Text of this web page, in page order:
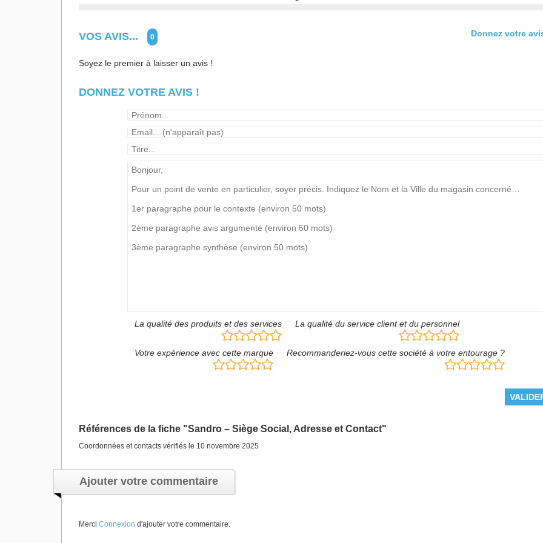
VOS AVIS... 0 Donnez votre
Soyez le premier à laisser un avis !
DONNEZ VOTRE AVIS !
La qualité des produits et des services La qualité du service client et du personnel
Votre expérience avec cette marque Recommanderiez-vous cette société à votre entourage ?
Références de la fiche "Sandro – Siège Social, Adresse et Contact"
Coordonnées et contacts vérifiés le 10 novembre 2025
Ajouter votre commentaire
Merci Connexion d'ajouter votre commentaire.